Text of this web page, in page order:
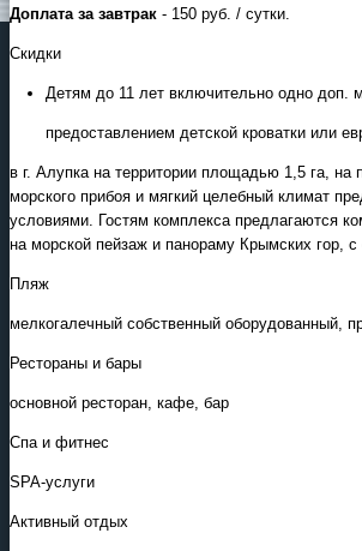
Доплата за завтрак - 150 руб. / сутки.
Скидки
Детям до 11 лет включительно одно доп.
предоставлением детской кроватки или
в г. Алупка на территории площадью 1,5 га,
морского прибоя и мягкий целебный климат
условиями. Гостям комплекса предлагаются
на морской пейзаж и панораму Крымских гор,
Пляж
мелкогалечный собственный оборудованный,
Рестораны и бары
основной ресторан, кафе, бар
Спа и фитнес
SPA-услуги
Активный отдых